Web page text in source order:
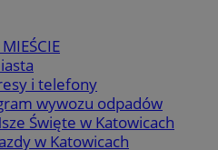
i telefony
wywozu odpadów
Święte w Katowicach
w Katowicach